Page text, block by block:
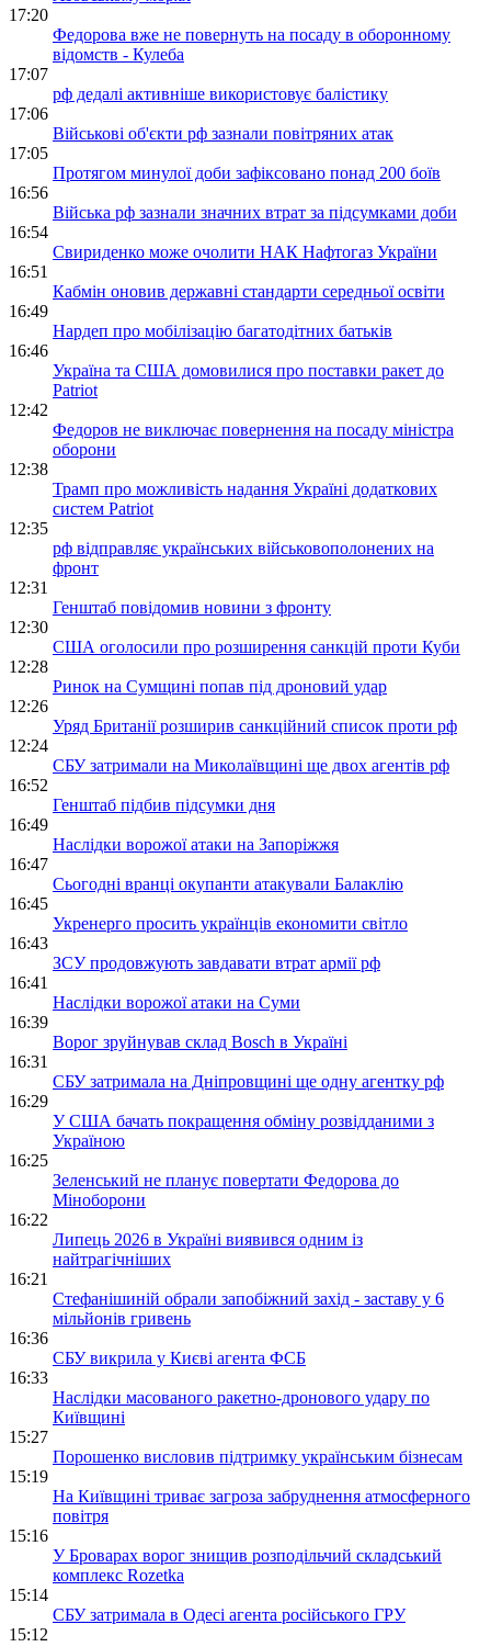
17:20
Федорова вже не повернуть на посаду в оборонному
відомств - Кулеба
17:07
рф дедалі активніше використовує балістику
17:06
Військові об'єкти рф зазнали повітряних атак
17:05
Протягом минулої доби зафіксовано понад 200 боїв
16:56
Війська рф зазнали значних втрат за підсумками доби
16:54
Свириденко може очолити НАК Нафтогаз України
16:51
Кабмін оновив державні стандарти середньої освіти
16:49
Нардеп про мобілізацію багатодітних батьків
16:46
Україна та США домовилися про поставки ракет до
Patriot
12:42
Федоров не виключає повернення на посаду міністра
оборони
12:38
Трамп про можливість надання Україні додаткових
систем Patriot
12:35
рф відправляє українських військовополонених на
фронт
12:31
Генштаб повідомив новини з фронту
12:30
США оголосили про розширення санкцій проти Куби
12:28
Ринок на Сумщині попав під дроновий удар
12:26
Уряд Британії розширив санкційний список проти рф
12:24
СБУ затримали на Миколаївщині ще двох агентів рф
16:52
Генштаб підбив підсумки дня
16:49
Наслідки ворожої атаки на Запоріжжя
16:47
Сьогодні вранці окупанти атакували Балаклію
16:45
Укренерго просить українців економити світло
16:43
ЗСУ продовжують завдавати втрат армії рф
16:41
Наслідки ворожої атаки на Суми
16:39
Ворог зруйнував склад Bosch в Україні
16:31
СБУ затримала на Дніпровщині ще одну агентку рф
16:29
У США бачать покращення обміну розвідданими з
Україною
16:25
Зеленський не планує повертати Федорова до
Міноборони
16:22
Липець 2026 в Україні виявився одним із
найтрагічніших
16:21
Стефанішиній обрали запобіжний захід - заставу у 6
мільйонів гривень
16:36
СБУ викрила у Києві агента ФСБ
16:33
Наслідки масованого ракетно-дронового удару по
Київщині
15:27
Порошенко висловив підтримку українським бізнесам
15:19
На Київщині триває загроза забруднення атмосферного
повітря
15:16
У Броварах ворог знищив розподільчий складський
комплекс Rozetka
15:14
СБУ затримала в Одесі агента російського ГРУ
15:12